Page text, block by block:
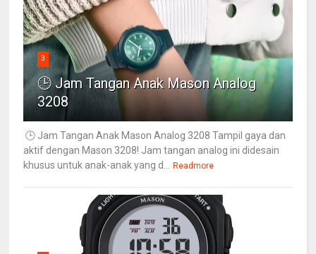
3
🕒 Jam Tangan Anak Mason Analog
3208
🕒 Jam Tangan Anak Mason Analog 3208 Tampil gaya dan
aktif dengan Mason 3208! Jam tangan analog ini didesain
khusus untuk anak-anak yang d... Readmore